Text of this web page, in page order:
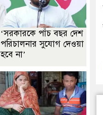
‘সরকারকে পাঁচ বছর দেশ
পরিচালনার সুযোগ দেওয়া
হবে না’